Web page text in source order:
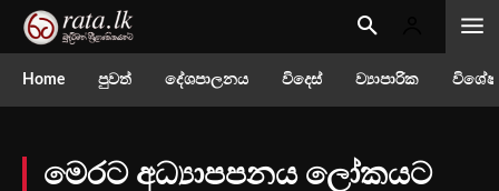
Home පුවත් දේශපාලනය විදෙස් ව්‍යාපාරික
මෙරට අධ්‍යාපපනය ලෝකයට